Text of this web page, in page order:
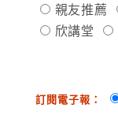
親友推薦
欣講堂
訂閱電子報：